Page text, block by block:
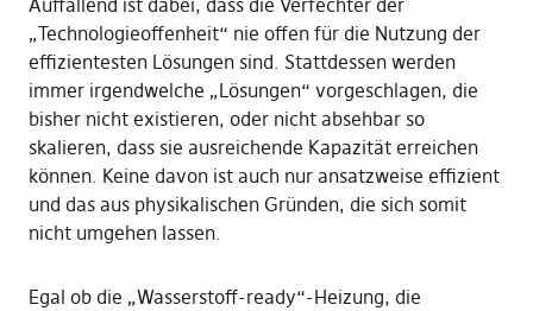
Auffallend ist dabei, dass die Verfechter der
„Technologieoffenheit“ nie offen für die Nutzung der
effizientesten Lösungen sind. Stattdessen werden
immer irgendwelche „Lösungen“ vorgeschlagen, die
bisher nicht existieren, oder nicht absehbar so
skalieren, dass sie ausreichende Kapazität erreichen
können. Keine davon ist auch nur ansatzweise effizient
und das aus physikalischen Gründen, die sich somit
nicht umgehen lassen.
Egal ob die „Wasserstoff-ready“-Heizung, die